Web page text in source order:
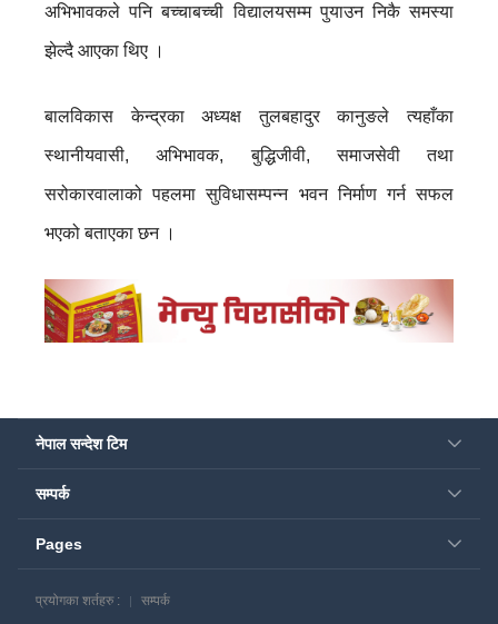
अभिभावकले पनि बच्चाबच्ची विद्यालयसम्म पुयाउन निकै समस्या
झेल्दै आएका थिए ।
बालविकास केन्द्रका अध्यक्ष तुलबहादुर कानुङले त्यहाँका
स्थानीयवासी, अभिभावक, बुद्धिजीवी, समाजसेवी तथा
सरोकारवालाको पहलमा सुविधासम्पन्न भवन निर्माण गर्न सफल
भएको बताएका छन ।
नेपाल सन्देश टिम
सम्पर्क
Pages
प्रयोगका शर्तहरु : सम्पर्क